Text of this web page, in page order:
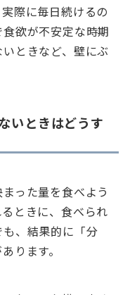
際に毎日続けるの
欲が不安定な時期
ときなど、壁にぶ
いときはどうす
った量を食べよう
ときに、食べられ
、結果的に「分
ります。